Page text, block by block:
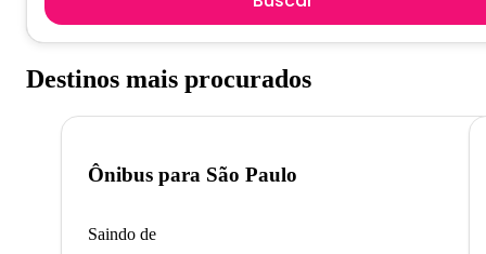
Destinos mais procurados
Ônibus para São Paulo
Saindo de